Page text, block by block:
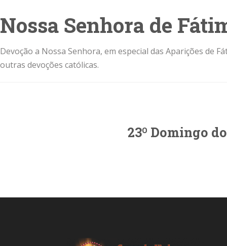
Nossa Senhora de
Devoção a Nossa Senhora, em especial das Aparições de
outras devoções católicas.
23º Domingo